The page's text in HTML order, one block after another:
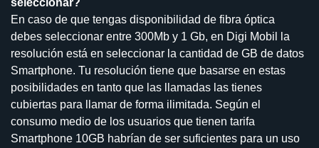
seleccionar?
En caso de que tengas disponibilidad de fibra óptica
debes seleccionar entre 300Mb y 1 Gb, en Digi Mobil la
resolución está en seleccionar la cantidad de GB de datos
Smartphone. Tu resolución tiene que basarse en estas
posibilidades en tanto que las llamadas las tienes
cubiertas para llamar de forma ilimitada. Según el
consumo medio de los usuarios que tienen tarifa
Smartphone 10GB habrían de ser suficientes para un uso